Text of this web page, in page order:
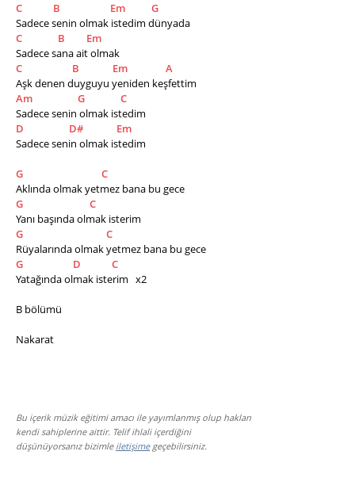
C B Em
G
Sadece senin olmak istedim dünyada
C
B
Em
Sadece sana ait olmak
C
B Em
A
Aşk denen duyguyu yeniden keşfettim
Am
G
C
Sadece senin olmak istedim
D
D#
Em
Sadece senin olmak istedim
G
C
Aklında olmak yetmez bana bu gece
G
C
Yanı başında olmak isterim
G
C
Rüyalarında olmak yetmez bana bu gece
G
D
C
Yatağında olmak isterim   x2
B bölümü
Nakarat
Bu içerik müzik eğitimi amacı ile yayımlanmış olup hakları
kendi sahiplerine aittir. Telif ihlali içerdiğini
düşünüyorsanız bizimle iletişimegeçebilirsiniz.